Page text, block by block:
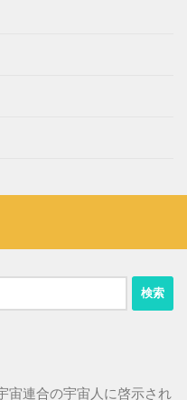
宙連合の宇宙人に啓示され